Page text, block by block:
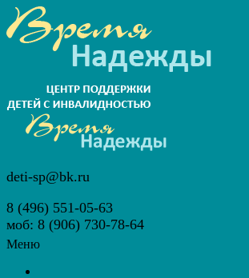
deti-sp@bk.ru
8 (496) 551-05-63
моб: 8 (906) 730-78-64
Меню